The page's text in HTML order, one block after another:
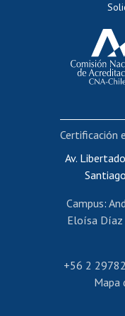
Postulación al
Av.
Campus:
Eloísa Díaz
+56 2
Mapa
Certificación